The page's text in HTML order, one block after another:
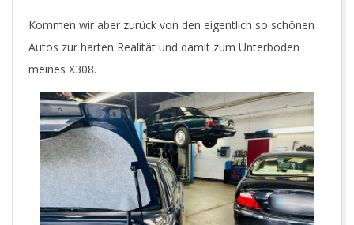
Kommen wir aber zurück von den eigentlich so schönen
Autos zur harten Realität und damit zum Unterboden
meines X308.